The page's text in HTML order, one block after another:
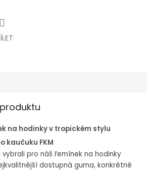
na hodinky v tropickém stylu
kaučuku FKM
pro náš řemínek na hodinky
dostupná guma, konkrétně